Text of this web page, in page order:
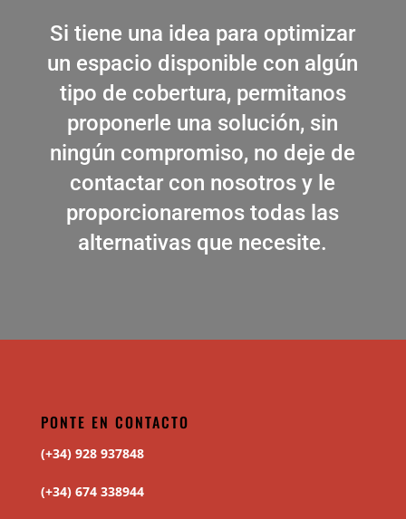
Si tiene una idea para optimizar
un espacio disponible con algún
tipo de cobertura, permitanos
proponerle una solución, sin
ningún compromiso, no deje de
contactar con nosotros y le
proporcionaremos todas las
alternativas que necesite.
PONTE EN CONTACTO
(+34) 928 937848
(+34) 674 338944